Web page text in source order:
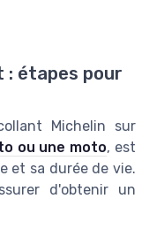
: étapes pour
Michelin sur
ou une moto, est
et sa durée de vie.
d'obtenir un